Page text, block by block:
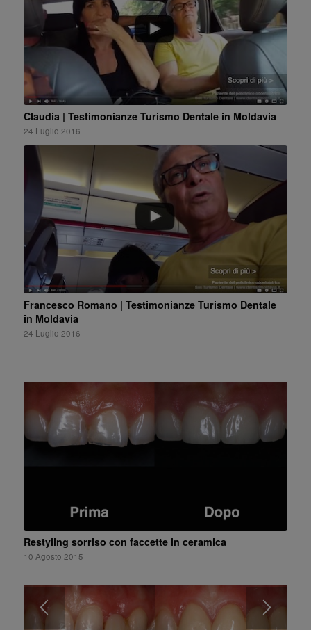
Claudia | Testimonianze Turismo Dentale in Moldavia
24 Luglio 2016
Francesco Romano | Testimonianze Turismo Dentale
in Moldavia
24 Luglio 2016
Restyling sorriso con faccette in ceramica
10 Agosto 2015